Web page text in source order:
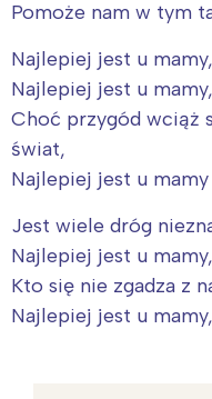
Pomoże nam w tym
Najlepiej jest u
Najlepiej jest u
Choć przygód wciąż
świat,
Najlepiej jest u
Jest wiele dróg
Najlepiej jest u
Kto się nie zgadza z
Najlepiej jest u